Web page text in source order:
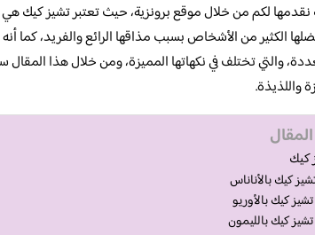
لكم من خلال موقع برونزية، حيث تعتبر تشيز كيك
الكثير من الأشخاص بسبب مذاقها الرائع والفريد، كما
والتي تختلف في نكهاتها المميزة، ومن خلال هذا
واللذيذة.
كيك